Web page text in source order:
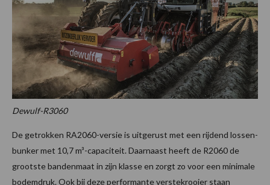
Dewulf-R3060
De getrokken RA2060-versie is uitgerust met een rijdend lossen-
bunker met 10,7 m³-capaciteit. Daarnaast heeft de R2060 de
grootste bandenmaat in zijn klasse en zorgt zo voor een minimale
bodemdruk. Ook bij deze performante verstekrooier staan